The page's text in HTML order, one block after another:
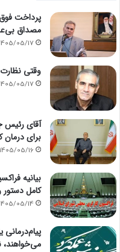
پرداخت
مصداق
05/17
وقتی
05/17
آقای رئیس
برای
1405/05/16
بیانیه
کامل
05/14
می‌خواهند،